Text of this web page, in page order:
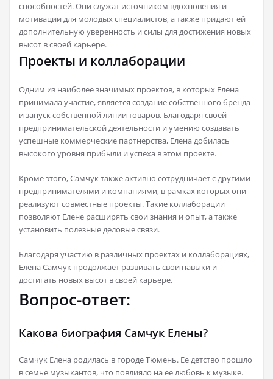
способностей. Они служат источником вдохновения и
мотивации для молодых специалистов, а также придают ей
дополнительную уверенность и силы для достижения новых
высот в своей карьере.
Проекты и коллаборации
Одним из наиболее значимых проектов, в которых Елена
принимала участие, является создание собственного бренда
и запуск собственной линии товаров. Благодаря своей
предпринимательской деятельности и умению создавать
успешные коммерческие партнерства, Елена добилась
высокого уровня прибыли и успеха в этом проекте.
Кроме этого, Самчук также активно сотрудничает с другими
предпринимателями и компаниями, в рамках которых они
реализуют совместные проекты. Такие коллаборации
позволяют Елене расширять свои знания и опыт, а также
установить полезные деловые связи.
Благодаря участию в различных проектах и коллаборациях,
Елена Самчук продолжает развивать свои навыки и
достигать новых высот в своей карьере.
Вопрос-ответ:
Какова биография Самчук Елены?
Самчук Елена родилась в городе Тюмень. Ее детство прошло
в семье музыкантов, что повлияло на ее любовь к музыке.